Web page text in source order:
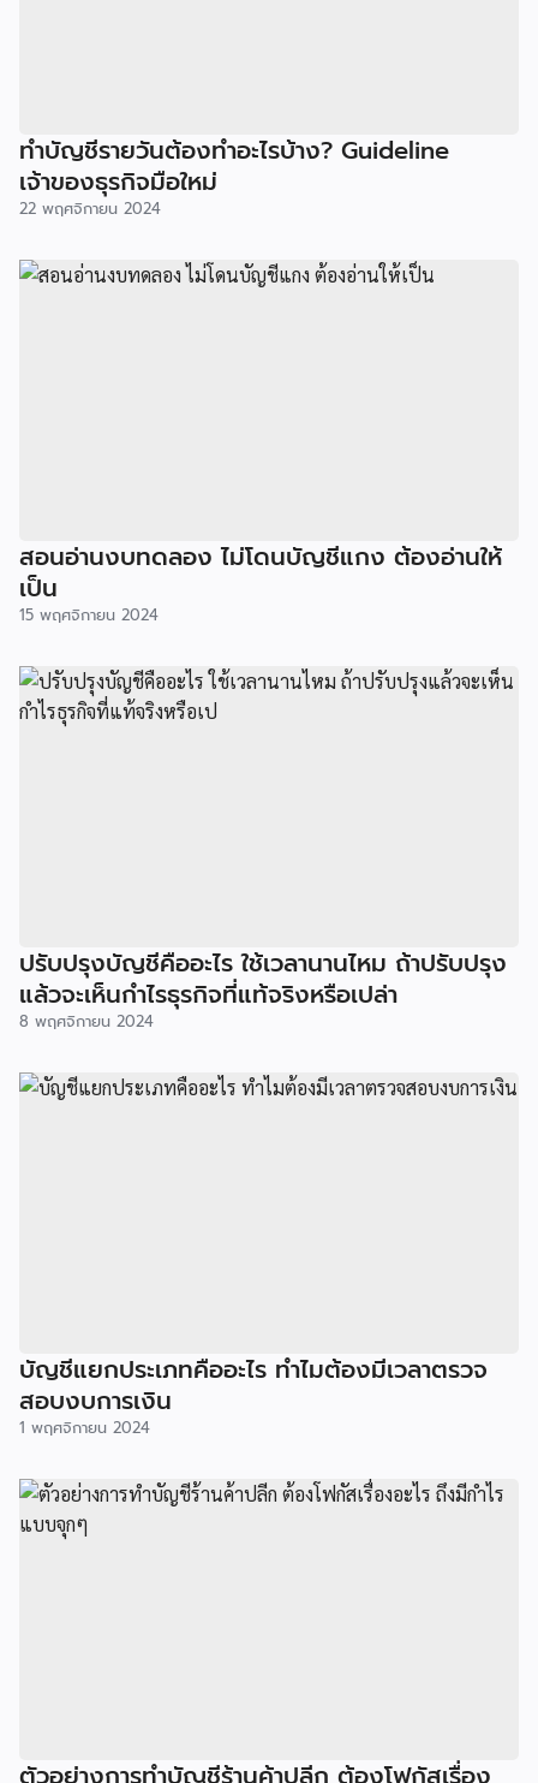
ทำบัญชีรายวันต้องทำอะไรบ้าง? Guideline
เจ้าของธุรกิจมือใหม่
22 พฤศจิกายน 2024
สอนอ่านงบทดลอง ไม่โดนบัญชีแกง ต้องอ่านให้
เป็น
15 พฤศจิกายน 2024
ปรับปรุงบัญชีคืออะไร ใช้เวลานานไหม ถ้าปรับปรุง
แล้วจะเห็นกำไรธุรกิจที่แท้จริงหรือเปล่า
8 พฤศจิกายน 2024
บัญชีแยกประเภทคืออะไร ทำไมต้องมีเวลาตรวจ
สอบงบการเงิน
1 พฤศจิกายน 2024
ตัวอย่างการทำบัญชีร้านค้าปลีก ต้องโฟกัสเรื่อง